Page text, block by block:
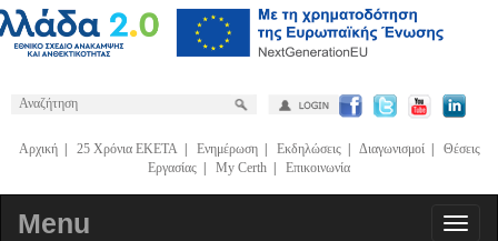
Αρχική| 25 Χρόνια ΕΚΕΤΑ| Ενημέρωση| Εκδηλώσεις| Διαγωνισμοί| Θέσεις
Εργασίας
My Certh Επικοινωνία
Menu